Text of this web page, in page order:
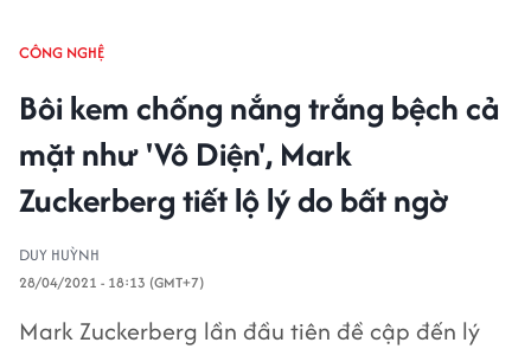
CÔNG NGHỆ
Bôi kem chống nắng trắng bệch cả
mặt như 'Vô Diện', Mark
Zuckerberg tiết lộ lý do bất ngờ
DUY HUỲNH
28/04/2021 - 18:13 (GMT+7)
Mark Zuckerberg lần đầu tiên đề cập đến lý